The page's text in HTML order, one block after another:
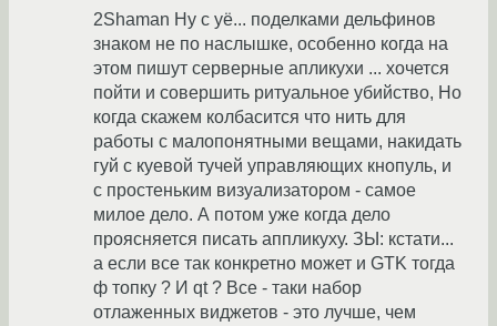
2Shaman Ну с уё... поделками дельфинов
знаком не по наслышке, особенно когда на
этом пишут серверные апликухи ... хочется
пойти и совершить ритуальное убийство, Но
когда скажем колбасится что нить для
работы с малопонятными вещами, накидать
гуй с куевой тучей управляющих кнопуль, и
с простеньким визуализатором - самое
милое дело. А потом уже когда дело
проясняется писать аппликуху. ЗЫ: кстати...
а если все так конкретно может и GTK тогда
ф топку ? И qt ? Все - таки набор
отлаженных виджетов - это лучше, чем